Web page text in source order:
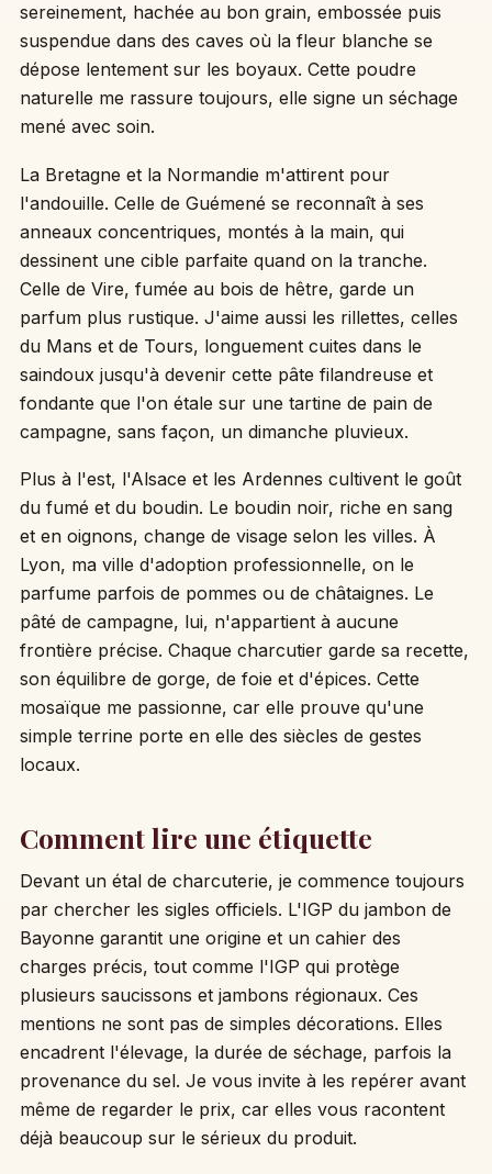
sereinement, hachée au bon grain, embossée puis
suspendue dans des caves où la fleur blanche se
dépose lentement sur les boyaux. Cette poudre
naturelle me rassure toujours, elle signe un séchage
mené avec soin.
La Bretagne et la Normandie m'attirent pour
l'andouille. Celle de Guémené se reconnaît à ses
anneaux concentriques, montés à la main, qui
dessinent une cible parfaite quand on la tranche.
Celle de Vire, fumée au bois de hêtre, garde un
parfum plus rustique. J'aime aussi les rillettes, celles
du Mans et de Tours, longuement cuites dans le
saindoux jusqu'à devenir cette pâte filandreuse et
fondante que l'on étale sur une tartine de pain de
campagne, sans façon, un dimanche pluvieux.
Plus à l'est, l'Alsace et les Ardennes cultivent le goût
du fumé et du boudin. Le boudin noir, riche en sang
et en oignons, change de visage selon les villes. À
Lyon, ma ville d'adoption professionnelle, on le
parfume parfois de pommes ou de châtaignes. Le
pâté de campagne, lui, n'appartient à aucune
frontière précise. Chaque charcutier garde sa recette,
son équilibre de gorge, de foie et d'épices. Cette
mosaïque me passionne, car elle prouve qu'une
simple terrine porte en elle des siècles de gestes
locaux.
Comment lire une étiquette
Devant un étal de charcuterie, je commence toujours
par chercher les sigles officiels. L'IGP du jambon de
Bayonne garantit une origine et un cahier des
charges précis, tout comme l'IGP qui protège
plusieurs saucissons et jambons régionaux. Ces
mentions ne sont pas de simples décorations. Elles
encadrent l'élevage, la durée de séchage, parfois la
provenance du sel. Je vous invite à les repérer avant
même de regarder le prix, car elles vous racontent
déjà beaucoup sur le sérieux du produit.